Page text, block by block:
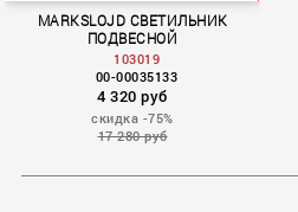
MARKSLOJD СВЕТИЛЬНИК
ПОДВЕСНОЙ
103019
00-00035133
4 320 руб
скидка -75%
17 280 руб